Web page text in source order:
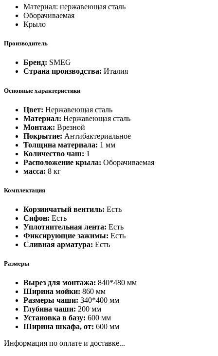
Материал: нержавеющая сталь
Оборачиваемая
Крыло
Производитель
Бренд: SMEG
Страна производства: Италия
Основные характеристики
Цвет: Нержавеющая сталь
Материал: Нержавеющая сталь
Монтаж: Врезной
Покрытие: Антибактериальное
Толщина материала: 1 мм
Количество чаш: 1
Расположение крыла: Оборачиваемая
масса: 8 кг
Комплектация
Корзинчатый вентиль: Есть
Сифон: Есть
Уплотнительная лента: Есть
Фиксирующие зажимы: Есть
Сливная арматура: Есть
Размеры
Вырез для монтажа: 840*480 мм
Ширина мойки: 860 мм
Размеры чаши: 340*400 мм
Глубина чаши: 200 мм
Установка в базу: 600 мм
Ширина шкафа, от: 600 мм
Информация по оплате и доставке...